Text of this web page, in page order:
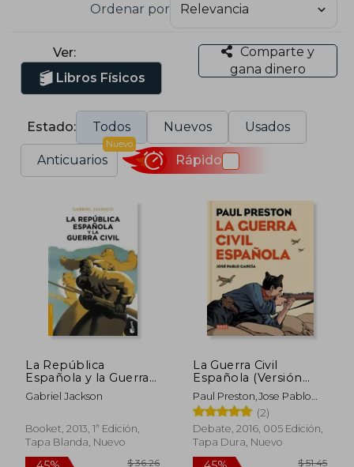
Ordenar por
Ver:
Libros Físicos
Comparte y
gana dinero
Estado: Todos Nuevos Usados
Anticuarios
Nuevo
Rápido
La República
Española y la Guerra
Civil
Gabriel Jackson
Booket, 2013, 1ª Edición,
Tapa Blanda, Nuevo
La Guerra Civil
Española (Versión
Gráfica)
Paul Preston,Jose Pablo
Garcia
(2)
Debate, 2016, 005 Edición,
Tapa Dura, Nuevo